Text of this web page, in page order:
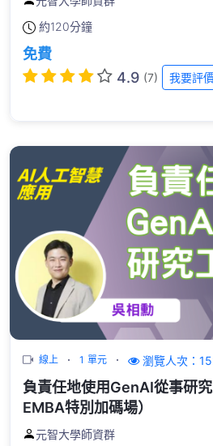
約120分鐘
免費
4.9 (7) 我要評
線上 1 單元 瀏覽人次：
負責任地使用GenAI從事研
EMBA特別加碼場）
元智大學師資群